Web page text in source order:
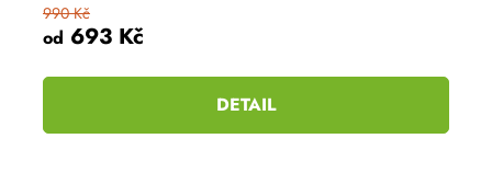
od 693 Kč
990 Kč
DETAIL